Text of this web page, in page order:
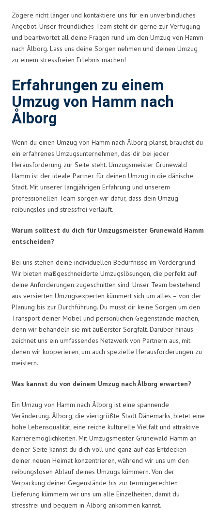
Zögere nicht länger und kontaktiere uns für ein unverbindliches
Angebot. Unser freundliches Team steht dir gerne zur Verfügung
und beantwortet all deine Fragen rund um den Umzug von Hamm
nach Ålborg. Lass uns deine Sorgen nehmen und deinen Umzug
zu einem stressfreien Erlebnis machen!
Erfahrungen zu einem
Umzug von Hamm nach
Ålborg
Wenn du einen Umzug von Hamm nach Ålborg planst, brauchst du
ein erfahrenes Umzugsunternehmen, das dir bei jeder
Herausforderung zur Seite steht. Umzugsmeister Grunewald
Hamm ist der ideale Partner für deinen Umzug in die dänische
Stadt. Mit unserer langjährigen Erfahrung und unserem
professionellen Team sorgen wir dafür, dass dein Umzug
reibungslos und stressfrei verläuft.
Warum solltest du dich für Umzugsmeister Grunewald Hamm
entscheiden?
Bei uns stehen deine individuellen Bedürfnisse im Vordergrund.
Wir bieten maßgeschneiderte Umzugslösungen, die perfekt auf
deine Anforderungen zugeschnitten sind. Unser Team bestehend
aus versierten Umzugsexperten kümmert sich um alles – von der
Planung bis zur Durchführung. Du musst dir keine Sorgen um den
Transport deiner Möbel und persönlichen Gegenstände machen,
denn wir behandeln sie mit äußerster Sorgfalt. Darüber hinaus
zeichnet uns ein umfassendes Netzwerk von Partnern aus, mit
denen wir kooperieren, um auch spezielle Herausforderungen zu
meistern.
Was kannst du von deinem Umzug nach Ålborg erwarten?
Ein Umzug von Hamm nach Ålborg ist eine spannende
Veränderung. Ålborg, die viertgrößte Stadt Dänemarks, bietet eine
hohe Lebensqualität, eine reiche kulturelle Vielfalt und attraktive
Karrieremöglichkeiten. Mit Umzugsmeister Grunewald Hamm an
deiner Seite kannst du dich voll und ganz auf das Entdecken
deiner neuen Heimat konzentrieren, während wir uns um den
reibungslosen Ablauf deines Umzugs kümmern. Von der
Verpackung deiner Gegenstände bis zur termingerechten
Lieferung kümmern wir uns um alle Einzelheiten, damit du
stressfrei und bequem in Ålborg ankommen kannst.